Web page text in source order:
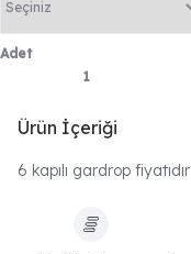
Adet
Ürün İçeriği
6 kapılı gardrop fiyatıdır